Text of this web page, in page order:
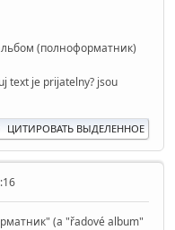
(полноформатник)
text je prijatelny? jsou
ЦИТИРОВАТЬ ВЫДЕЛЕННОЕ
(a "řadové album"